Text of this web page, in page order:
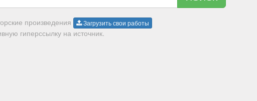
произведения Загрузить свои работы
гиперссылку на источник.